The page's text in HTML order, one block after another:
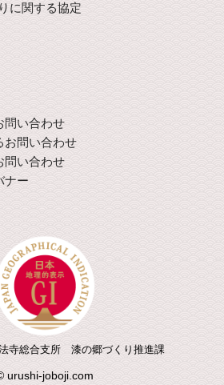
に関する協定
問い合わせ
お問い合わせ
問い合わせ
ナー
寺総合支所 漆の郷づくり推進課
urushi-joboji.com